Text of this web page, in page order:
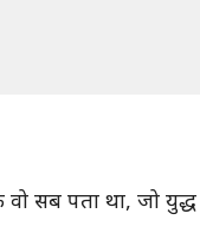
सब पता था, जो युद्ध